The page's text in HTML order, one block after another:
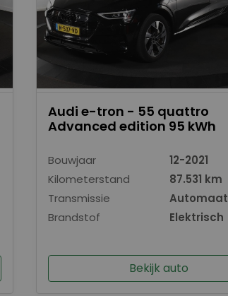
Audi e-tron - 55 quattro
Advanced edition 95 kWh
Bouwjaar
12-2021
Kilometerstand
87.531 km
Transmissie
Automaat
Brandstof
Elektrisch
Bekijk auto